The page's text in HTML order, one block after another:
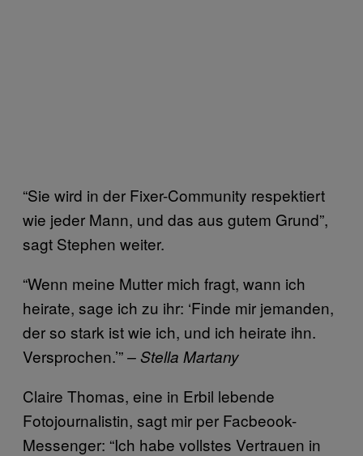
“Sie wird in der Fixer-Community respektiert
wie jeder Mann, und das aus gutem Grund”,
sagt Stephen weiter.
“Wenn meine Mutter mich fragt, wann ich
heirate, sage ich zu ihr: ‘Finde mir jemanden,
der so stark ist wie ich, und ich heirate ihn.
Versprochen.’”– Stella Martany
Claire Thomas, eine in Erbil lebende
Fotojournalistin, sagt mir per Facbeook-
Messenger: “Ich habe vollstes Vertrauen in